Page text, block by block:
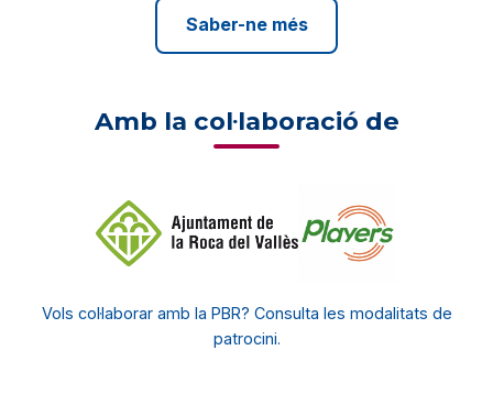
Saber-ne més
Amb la col·laboració de
Vols col·laborar amb la PBR? Consulta les modalitats de
patrocini.